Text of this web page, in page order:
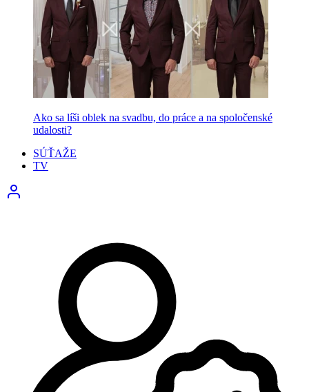
Ako sa líši oblek na svadbu, do práce a na spoločenské
udalosti?
SÚŤAŽE
TV